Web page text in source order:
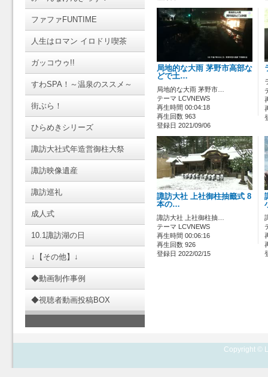
ファファFUNTIME
人生はロマン イロドリ喫茶
ガッコウゥ!!
すわSPA！～温泉のススメ～
街ぶら！
ひらめきシリーズ
諏訪大社式年造営御柱大祭
諏訪映像遺産
諏訪巡礼
成人式
10.1諏訪湖の日
↓【その他】↓
◆動画制作事例
◆視聴者動画投稿BOX
局地的な大雨 茅野市高部な
どで土…
局地的な大雨 茅野市…
テーマ LCVNEWS
再生時間 00:04:18
再生回数 963
登録日 2021/09/06
諏訪大社 上社御柱抽籤式 8
本の…
諏訪大社 上社御柱抽…
テーマ LCVNEWS
再生時間 00:06:16
再生回数 926
登録日 2022/02/15
Copyright ©